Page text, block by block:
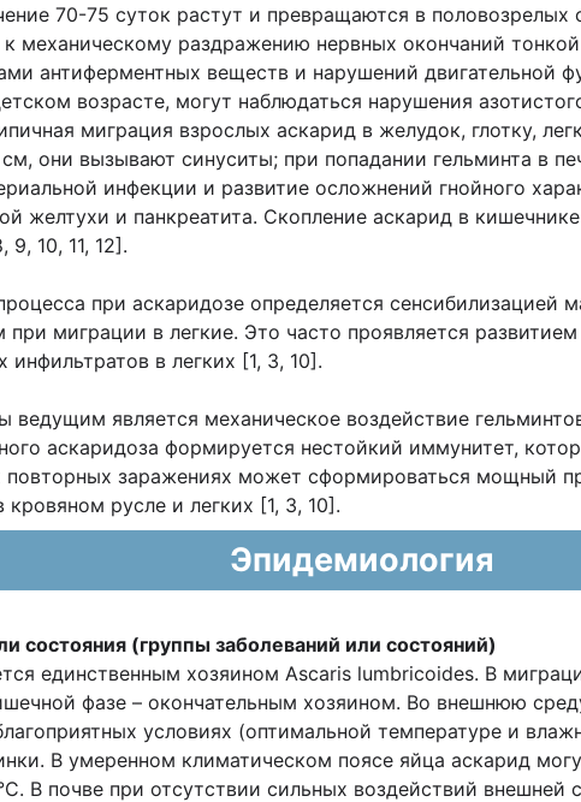
70-75 суток растут и превращаются в
механическому раздражению нервных окончаний
антиферментных веществ и нарушений двигательной
возрасте, могут наблюдаться нарушения
миграция взрослых аскарид в желудок, глотку,
они вызывают синуситы; при попадании гельминта в
инфекции и развитие осложнений гнойного
желтухи и панкреатита. Скопление аскарид в
10, 11, 12].
при аскаридозе определяется сенсибилизацией
миграции в легкие. Это часто проявляется
в легких [1, 3, 10].
ведущим является механическое воздействие
аскаридоза формируется нестойкий иммунитет,
заражениях может сформироваться мощный
русле и легких [1, 3, 10].
Эпидемиология
состояния (группы заболеваний или состояний)
единственным хозяином Ascaris lumbricoides. В
фазе – окончательным хозяином. Во внешнюю
условиях (оптимальной температуре и
В умеренном климатическом поясе яйца аскарид
В почве при отсутствии сильных воздействий внешней